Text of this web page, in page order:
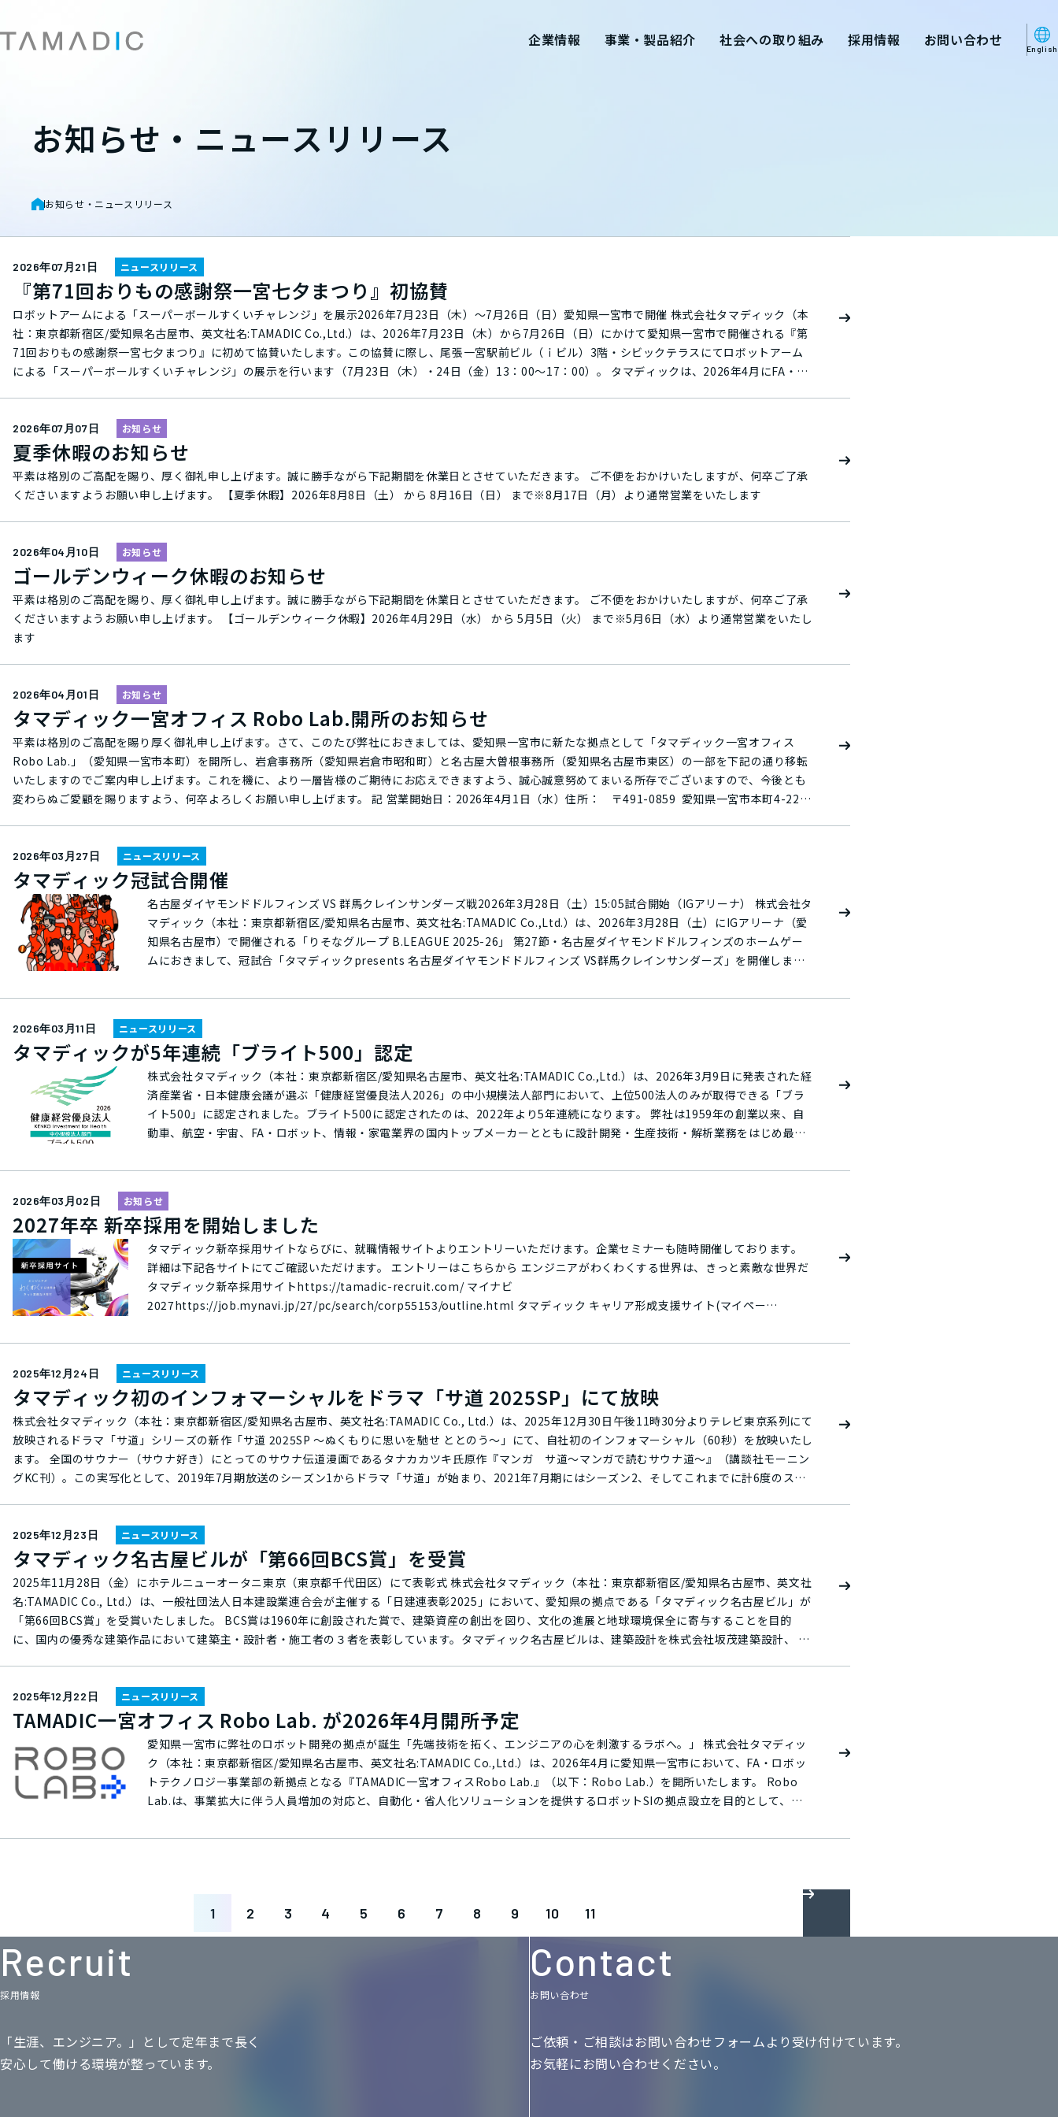
企業情報
ISO活動
事業・製品紹介
エレクトロニクス
社会への取り組み 採用情報 お問い合わせ English
お知らせ・ニュースリリース
お知らせ・ニュースリリース
2026年07月21日 ニュースリリース
『第71回おりもの感謝祭一宮七夕まつり』初協賛
ロボットアームによる「スーパーボールすくいチャレンジ」を展示2026年7月23日（木）～7月26日（日）愛知県一宮市で開催 株式会社タマディック（本
社：東京都新宿区/愛知県名古屋市、英文社名:TAMADIC Co.,Ltd.）は、2026年7月23日（木）から7月26日（日）にかけて愛知県一宮市で開催される『第
71回おりもの感謝祭一宮七夕まつり』に初めて協賛いたします。この協賛に際し、尾張一宮駅前ビル（ｉビル）3階・シビックテラスにてロボットアーム
による「スーパーボールすくいチャレンジ」の展示を行います（7月23日（木）・24日（金）13：00～17：00）。 タマディックは、2026年4月にFA・ロ
計開発と検証、そして実働に至るまでの支援を一気通貫で対応するとともに、自社で設計製作ができることの強みを活かしてプロトタイプ開発や技術検証
を通じ、課題解決に直結するアイディアを迅速に提示する体制を構築しております。 また、開所にあわせ、一宮市の名物行事でもある「七夕まつり」と
「BISHU FES.」を盛り上げるための一助となるべく、2026年4月に企業版ふるさと納税による寄付を行い（寄付額1,000万円）、中野正康市長をRobo
Lab.にお招きして贈呈式を執り行わせていただきました。 画像上：TAMADIC 一宮オフィス Robo Lab.画像下：企業版ふるさと納税による寄附贈呈式
（2026年4月28日実施） 「七夕まつり」においては、尾張一宮駅前ビル（ｉビル）3階シビックテラスにてFA・ロボットテクノロジー事業部のエンジニア
がティーチングしたロボットアームを用いた「スーパーボールすくい」を展示します。市販のゲームパッドでロボットアームを操作してスーパーボールを
すくい、計測器に投入して重さをカウントします。参加者には、弊社所属アーティストJo（荻下 丈/ダイバーシティ＆インクルージョン推進室 DI Gr所
属）のデザインのイラストシールとお菓子詰合せをプレゼントいたします。 タマディックは、今後も地域に密着した活動を続け、地域の皆さまに愛される
企業であることを目指すとともに、技術力と人材力を両輪に「総合エンジニアリング企業」としての歩みを進め、付加価値の高い技術サービスを提供して
まいります。
2026年07月07日 お知らせ
夏季休暇のお知らせ
平素は格別のご高配を賜り、厚く御礼申し上げます。誠に勝手ながら下記期間を休業日とさせていただきます。 ご不便をおかけいたしますが、何卒ご了承
くださいますようお願い申し上げます。 【夏季休暇】2026年8月8日（土） から 8月16日（日） まで※8月17日（月）より通常営業をいたします
2026年04月10日 お知らせ
ゴールデンウィーク休暇のお知らせ
平素は格別のご高配を賜り、厚く御礼申し上げます。誠に勝手ながら下記期間を休業日とさせていただきます。 ご不便をおかけいたしますが、何卒ご了承
くださいますようお願い申し上げます。 【ゴールデンウィーク休暇】2026年4月29日（水） から 5月5日（火） まで※5月6日（水）より通常営業をいたし
ます
2026年04月01日 お知らせ
タマディック一宮オフィス Robo Lab.開所のお知らせ
平素は格別のご高配を賜り厚く御礼申し上げます。さて、このたび弊社におきましては、愛知県一宮市に新たな拠点として「タマディック一宮オフィス
Robo Lab.」（愛知県一宮市本町）を開所し、岩倉事務所（愛知県岩倉市昭和町）と名古屋大曽根事務所（愛知県名古屋市東区）の一部を下記の通り移転
いたしますのでご案内申し上げます。これを機に、より一層皆様のご期待にお応えできますよう、誠心誠意努めてまいる所存でございますので、今後とも
変わらぬご愛顧を賜りますよう、何卒よろしくお願い申し上げます。 記 営業開始日：2026年4月1日（水）住所： 〒491-0859 愛知県一宮市本町4-22-
0586-59-7871※上記部署宛郵送物には部署名を記載いただけますと幸いです ■タマディック コーポレートサイト｜拠点一覧
2026年03月27日 ニュースリリース
タマディック冠試合開催
名古屋ダイヤモンドドルフィンズ VS 群馬クレインサンダーズ戦2026年3月28日（土）15:05試合開始（IGアリーナ） 株式会社タ
マディック（本社：東京都新宿区/愛知県名古屋市、英文社名:TAMADIC Co.,Ltd.）は、2026年3月28日（土）にIGアリーナ（愛
知県名古屋市）で開催される「りそなグループ B.LEAGUE 2025-26」 第27節・名古屋ダイヤモンドドルフィンズのホームゲー
ムにおきまして、冠試合「タマディックpresents 名古屋ダイヤモンドドルフィンズ VS群馬クレインサンダーズ」を開催しま
「B.LEAGUE（Bリーグ）」のB1所属クラブである名古屋ダイヤモンドドルフィンズを応援しています。また、2025年6月から
は名古屋ダイヤモンドドルフィンズのホームアリーナでもある「IGアリーナ」の協賛を実施しており、名古屋市に拠点を置く企
業として地域社会のさらなる発展と貢献に取り組んでおります。 今回の冠試合開催においては、弊社所属のアーティスト「Jo」
が開催を記念したイラストを描き、そのイラストを使用した「タマディック×アーティストJoコラボエコクリアファイル」と
「タマディックサウナハット」を制作いたしました。エコクリアファイルは来場者に配布、サウナハットはオープニング／選手
入場時に観客席に投げ込みが行われます。 Jo 荻下 丈 - Jo Ogishita- 2004年 岐阜県大垣市生まれ2023年 株式会社タマディ
ック入社幼稚園就園前に重度の発達障がいと診断される。下書きなしで描く伸びやかな線が特徴で、アメリカのアニメなどから
影響を受けた楽しげな作風が魅力。 ユニフォーム販売会社「トップフジ」では、今回の冠試合開催を記念した半袖Tシャツを期
ください トップフジ株式会社https://topfuji.jp/
2026年03月11日 ニュースリリース
タマディックが5年連続「ブライト500」認定
株式会社タマディック（本社：東京都新宿区/愛知県名古屋市、英文社名:TAMADIC Co.,Ltd.）は、2026年3月9日に発表された経
済産業省・日本健康会議が選ぶ「健康経営優良法人2026」の中小規模法人部門において、上位500法人のみが取得できる「ブラ
イト500」に認定されました。ブライト500に認定されたのは、2022年より5年連続になります。 弊社は1959年の創業以来、自
動車、航空・宇宙、FA・ロボット、情報・家電業界の国内トップメーカーとともに設計開発・生産技術・解析業務をはじめ最先
社員のモチベーションアップを通して技術力と人材力を両輪とする「総合エンジニアリング企業」を目指しております。 施策の
一例として、2019年度からは禁煙に成功した社員に祝金を支給する「禁煙チャレンジ」、2021年度からは内容を改訂し、禁煙を
含め健康的な減量や健康的な生活習慣の維持に成功した社員に祝金を支給する「健康チャレンジ！」を実施しております。開始
年から参加数を徐々に増やしていき、2025年度においては、807名が参加し478名がチャレンジに成功、総額で約1,100万円の祝
金を支給いたしました。今回のブライト500認定においても、これら取り組みにより健康社員率（健診結果の総合判定がA及びB
判定の社員）を増加させていったことなどが評価されました。 2025年10月からは、「All for Well Engineer Life すべては、良
いエンジニア人生のために。」というコンセプトを策定し、エンジニアリング企業として、新しい働き方、オフィスの在り方・
活用を追求するプロジェクトを発足させました。2021年11月竣工の「タマディック名古屋ビル」と、ビル内に設置された駐日フ
宮市）を軸に、心と身体の健康づくりを支える"働きがいのある職場づくり"を推進しております。 ※2021年、当時の駐日フィン
た。 弊社では今後も健康経営を実践し、ワークライフバランス推進やダイバーシティへの取り組みによる社員のモチベーション
アップを通して、技術力と人材力を両輪に「総合エンジニアリング企業」としての歩みを進め、付加価値の高い技術サービスを
提供してまいります。 タマディック名古屋ビル2022年1月営業開始 豊田オフィス Mobius Park2026年2月営業開始 一宮オフィス
Robo Lab.2026年4月営業開始予定 ■スローガン「All for Well Engineer Life」について 社員ひとりひとりが「良いエンジニア
人生」を送ることを、最も大切にしたいという思いが込められたタマディックオフィスのコンセプトとなるスローガンです。・
健康に働ける毎日を実現することで、ベストな自分を実現する（Well-being）こと。・いいものづくりと社会を豊かにする技術
2019年度より禁煙に成功した社員に祝金を支給する「禁煙チャレンジ」を開始し、2021年度からは禁煙を含め健康的な減量や健
康的な生活習慣の維持に成功した社員に祝金を支給する「健康チャレンジ！」へ改定し、健康支援活動を本格的にスタート。
2025年度は、体重100gを100円、腹囲1センチを1,000円と設定し、ダイエットしてマイナスになった分を祝金として支給する
「ボディメイクコース」や、肝機能/血糖/脂質/血圧の判定がすべてA及びB判定を達成したら祝金1万円が支給される「健診判定
コース」といった複数選択可能な5種類のコースを実施しました。 2025年度「健康チャレンジ！」実施概要 参加者：807名 / 成
功者：478名 / 達成率：59.2％（1コースでも達成した人）祝金総額：11,047,900円（ひとり最大60,000円） 健康診断判定コー
ス 肝機能/血糖/脂質/血圧の4項目で、前回（2024年度）の健診結果があり、2025年度健診ですべてA及びB判定を達成したら祝
金1万円支給（服薬など治療中はエントリー不可）。 禁煙コース 禁煙外来を利用した方には「禁煙治療費補助金」を支給。禁煙
た費用 睡眠コース（2025年度より実施） 月の平均睡眠時間を1日7時間以上を目標とし、ウェアラブル端末や睡眠アプリで測
定。実施期間中である6月から翌年1月末日の8カ月間で目標を達成したら祝金1万円を支給。 ボディメイクコース BMI22以上の
社員が対象。体重100g＝100円、または腹囲1センチ＝1,000円と設定し、昨年の健康診断データからマイナスになった分を祝金
として支給。 歩数コース 1日の目標歩数を設定し、日々のチェックシート、またはアプリ等で証明。８カ月の間、月の平均で目
標歩数をクリアしていたら達成となり、祝金1万円を支給。1カ月未達の場合は半額支給。 ■オフィスサウナ「LUOVA SAUNA」
タマディック名古屋ビル」の8階にあるオフィスサウナ『LUOVA SAUNA』（ルオバ・サウナ）は、ビルと同じく世界的建築家・
2026年03月02日 お知らせ
2027年卒 新卒採用を開始しました
タマディック新卒採用サイトならびに、就職情報サイトよりエントリーいただけます。企業セミナーも随時開催しております。
詳細は下記各サイトにてご確認いただけます。 エントリーはこちらから エンジニアがわくわくする世界は、きっと素敵な世界だ
タマディック新卒採用サイトhttps://tamadic-recruit.com/ マイナビ
2027https://job.mynavi.jp/27/pc/search/corp55153/outline.html タマディック キャリア形成支援サイト(マイペー
2025年12月24日 ニュースリリース
タマディック初のインフォマーシャルをドラマ「サ道 2025SP」にて放映
株式会社タマディック（本社：東京都新宿区/愛知県名古屋市、英文社名:TAMADIC Co., Ltd.）は、2025年12月30日午後11時30分よりテレビ東京系列にて
放映されるドラマ「サ道」シリーズの新作「サ道 2025SP ～ぬくもりに思いを馳せ ととのう～」にて、自社初のインフォマーシャル（60秒）を放映いたし
ます。 全国のサウナー（サウナ好き）にとってのサウナ伝道漫画であるタナカカツキ氏原作『マンガ サ道～マンガで読むサウナ道～』（講談社モーニン
グKC刊）。この実写化として、2019年7月期放送のシーズン1からドラマ「サ道」が始まり、2021年7月期にはシーズン2、そしてこれまでに計6度のスペ
たい』に登場、ドラマでは、配信オリジナルドラマ「サ道 off-road 前篇（ https://www.tv-tokyo.co.jp/sa_una37_offroad/ ）」のロケ地として使用さ
れ、ナカタアツロウ氏（演：原田泰造）と偶然さん（演：三宅弘城）にご入浴いただきました※。このドラマにて、偶然さんが帰り際に「御社（タマディ
ック）の中途採用は...」という問いかけを弊社代表・森實にしますが、ここに着想を得て後日談エピソードをインフォマーシャルで再現いたしました。
※「サ道 off-road 前篇」は2025年3月に限定公開され、今冬に期間限定で復活公開中 また、このインフォマーシャル放映と連動して、「LUOVA
SAUNA」があるタマディック名古屋ビルでは、経験者（中途）と新卒を対象とした「サウナ＆サ飯体験付き会社説明会」を実施いたします。機械設計業で
65年以上に渡り製造業を長年支えてきた弊社の歴史、近年のウェルビーイングとワーク・ライフ・バランス向上への取り組み、そして職場の雰囲気などを
サウナ＆サ飯とともに紹介するプログラムになります。■サウナ＆サ飯体験付き会社説明会 応募ページhttps://www.tamadic.co.jp/recruit/mid/ タマデ
ィックは、ドラマ「サ道」への協賛を通してビジネスシーンにおけるオフィスサウナの有用性を啓発し、ウェルビーイング向上に取り組むとともに、「総
合エンジニアリング企業」としてものづくり大国・日本を支え、お客さまからの信頼にお応えする企業であることを目指し続けます。 概要 タイトル：株式
会社タマディック『サウナ＆サ飯体験付き会社説明会』インフォマーシャル ドラマ「サ道」タイアップ篇素材秒数：60秒制作：株式会社イースト・フィル
ム--------------------------------放送番組：サ道 2025SP ～ぬくもりに思いを馳せ ととのう～放送日：2025年12月30日午後11時30分より放送局：テレ
ビ東京、テレビ大阪、テレビ愛知、テレビ北海道、テレビせとうち、TVQ九州放送※ドラマ本編は夜11時45分〜放送予定。冒頭15分は、過去6年間を振り
返るドラマ「サ道」紹介映像を放送します。
2025年12月23日 ニュースリリース
タマディック名古屋ビルが「第66回BCS賞」を受賞
2025年11月28日（金）にホテルニューオータニ東京（東京都千代田区）にて表彰式 株式会社タマディック（本社：東京都新宿区/愛知県名古屋市、英文社
名:TAMADIC Co., Ltd.）は、一般社団法人日本建設業連合会が主催する「日建連表彰2025」において、愛知県の拠点である「タマディック名古屋ビル」が
「第66回BCS賞」を受賞いたしました。 BCS賞は1960年に創設された賞で、建築資産の創出を図り、文化の進展と地球環境保全に寄与することを目的
に、国内の優秀な建築作品において建築主・設計者・施工者の３者を表彰しています。タマディック名古屋ビルは、建築設計を株式会社坂茂建築設計、 施
て、弊社の「社員がエンジニアとして誇りを持って働ける場所」の実現という想いを、設計と施工の両面で汲んでいただいたことが評価されました。 タマ
ディックでは、ワークライフバランス推進やダイバーシティへの取り組みを通して、社員全員が安全かつ健康に働くことができる"働きがいのある職場の実
現"をさらに目指してまいります。 タマディック名古屋ビル 坂 茂（ばん しげる）氏の設計によるCLT（直交集成材）を活用した地上8階・地下1階の木質免
震構造オフィスビル。8階のオフィスサウナ『LUOVA SAUNA』（ルオバ・サウナ）は、社員が就業前および終業後のリフレッシュや休日のレクリエーショ
ン、お取引先との商談などに使用。サウナを通した社員の健康およびワークライフバランスとウェルビーイング向上のための取り組みが評価され、2021年
11月に駐日フィンランド大使より日本で初めてオフィスサウナとして認定される。 https://www.tamadic.co.jp/nagoyabuilding/
2025年12月22日 ニュースリリース
TAMADIC一宮オフィス Robo Lab. が2026年4月開所予定
愛知県一宮市に弊社のロボット開発の拠点が誕生「先端技術を拓く、エンジニアの心を刺激するラボへ。」 株式会社タマディッ
ク（本社：東京都新宿区/愛知県名古屋市、英文社名:TAMADIC Co.,Ltd.）は、2026年4月に愛知県一宮市において、FA・ロボッ
トテクノロジー事業部の新拠点となる『TAMADIC一宮オフィスRobo Lab.』（以下：Robo Lab.）を開所いたします。 Robo
Lab.は、事業拡大に伴う人員増加の対応と、自動化・省人化ソリューションを提供するロボットSIの拠点設立を目的として、
ット導入に向けた構想と提案、ロボット本体の制御や情報処理システムの設計開発と検証、そして実働に至るまでの支援を
繊維業を営んできた繊維専門商社 モリリン株式会社 様の旧本店社屋として使われ、地域の皆さまにも馴染のある物件です。1階
エントランスにはロボットのショールームと開発ラボを配置、2階・3階はオフィスエリアとなり、ウッドベースを基調としたデ
ザインに植栽を多く配置することで、ストレスの軽減や集中力と創造性・生産性の向上を図ります。屋上には、植栽のみならず
オフィス菜園を配置し、ワーケーション（働きながら余暇を楽しむ）をイメージしたルーフトップテラスを増設しました。これ
ら設備に合わせて、心身のリフレッシュとコミュニケーション活性化を目的としたオフィスサウナも設置いたします。 弊社は
1959年の創業以来、自動車、航空・宇宙、FA・ロボット、情報・家電業界の国内トップメーカーとともに設計開発・生産技術・
指しております。2025年10月からは、「All for Well Engineer Life すべては、良いエンジニア人生のために。」という弊社の
新しい働き方のコンセプトを策定し、エンジニアリング企業としてのオフィスの在り方・活用を追求するプロジェクトを発足さ
1 2 3 4 5 6 7 8 9 10 11
Recruit
採用情報
「生涯、エンジニア。」として定年まで長く
安心して働ける環境が整っています。
Contact
お問い合わせ
ご依頼・ご相談はお問い合わせフォームより受け付けています。
お気軽にお問い合わせください。